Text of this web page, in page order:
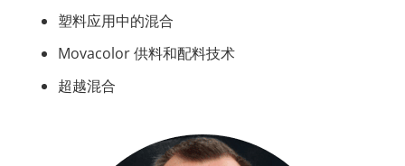
塑料应用中的混合
Movacolor 供料和配料技术
超越混合